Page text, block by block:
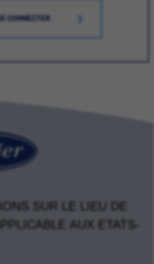
CONNECTER
SUR LE LIEU DE
AUX ETATS-